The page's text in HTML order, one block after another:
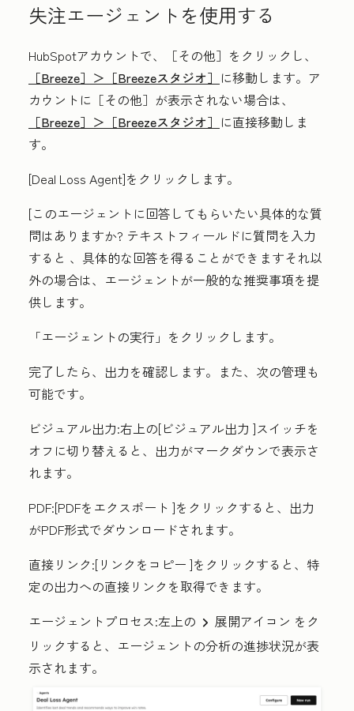
失注エージェントを使用する
HubSpotアカウントで、
［その他］をクリックし、
［Breeze］＞ ［Breezeスタジオ］ に移動します。ア
カウントに ［その他］が表示されない場合は、
［Breeze］＞ ［Breezeスタジオ］ に直接移動しま
す。
[Deal Loss Agent]をクリックします。
[このエージェントに回答してもらいたい具体的な質
問はありますか? テキストフィールドに質問を入力
すると 、具体的な回答を得ることができますそれ以
外の場合は、エージェントが一般的な推奨事項を提
供します。
「エージェントの実行 」をクリックします。
完了したら、出力を確認します。また、次の管理も
可能です。
ビジュアル出力:右上の[ビジュアル出力 ]スイッチを
オフに切り替えると、出力がマークダウンで表示さ
れます。
PDF:[PDFをエクスポート ]をクリックすると、出力
がPDF形式でダウンロードされます。
直接リンク:[ リンクをコピー ]をクリックすると、特
定の出力への直接リンクを取得できます。
エージェントプロセス:左上の rightIcon 展開アイコン をク
リックすると、エージェントの分析の進捗状況が表
示されます。